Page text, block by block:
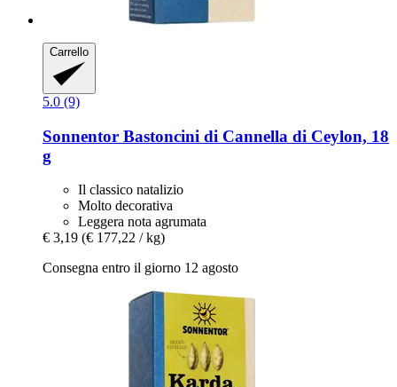
Carrello
5.0 (9)
Sonnentor Bastoncini di Cannella di Ceylon, 18
g
Il classico natalizio
Molto decorativa
Leggera nota agrumata
€ 3,19 (€ 177,22 / kg)
Consegna entro il giorno 12 agosto